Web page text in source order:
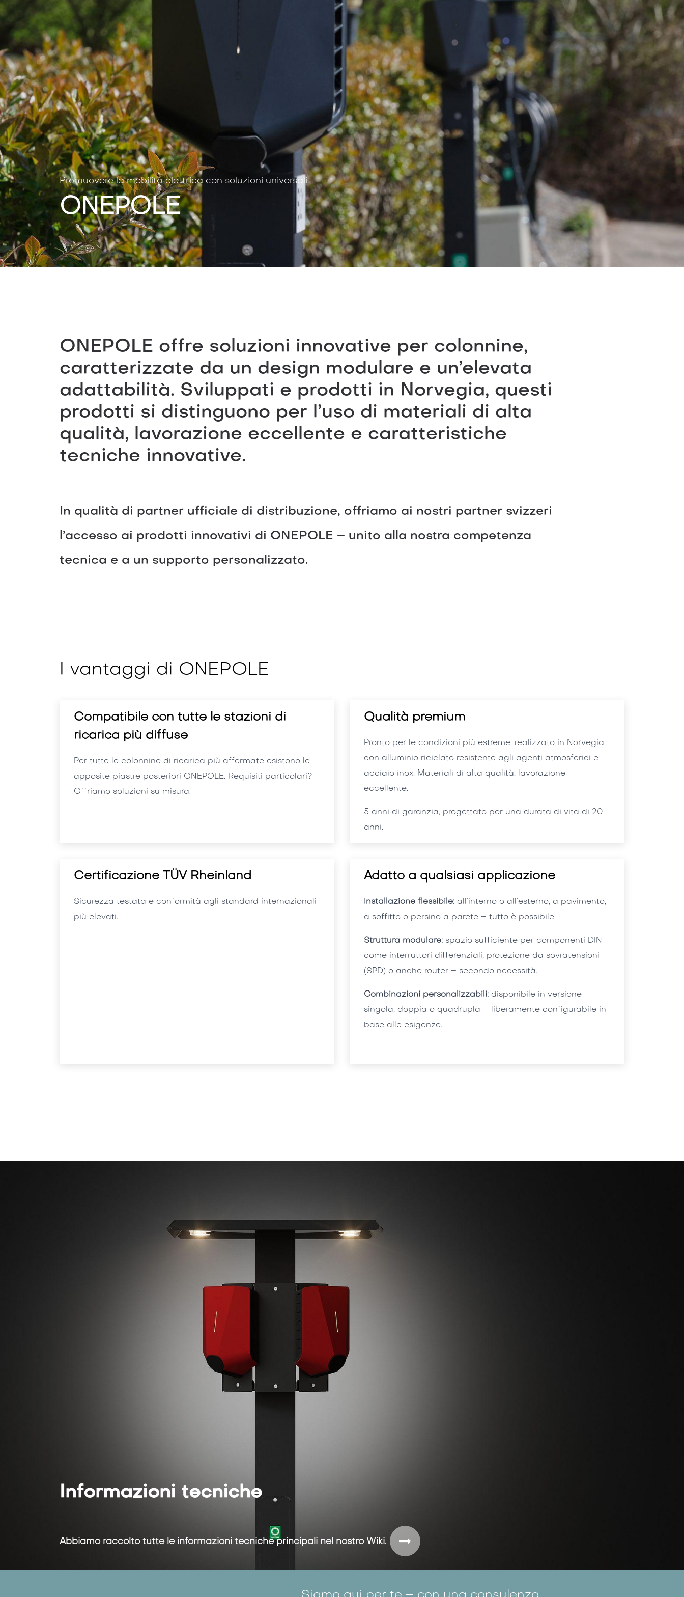
Promuovere la mobilità elettrica con soluzioni universali.
ONEPOLE
ONEPOLE offre soluzioni innovative per colonnine,
caratterizzate da un design modulare e un’elevata
adattabilità. Sviluppati e prodotti in Norvegia, questi
prodotti si distinguono per l’uso di materiali di alta
qualità, lavorazione eccellente e caratteristiche
tecniche innovative.
In qualità di partner ufficiale di distribuzione, offriamo ai nostri partner svizzeri
l’accesso ai prodotti innovativi di ONEPOLE – unito alla nostra competenza
tecnica e a un supporto personalizzato.
I vantaggi di ONEPOLE
Compatibile con tutte le stazioni di
ricarica più diffuse
Per tutte le colonnine di ricarica più affermate esistono le
apposite piastre posteriori ONEPOLE. Requisiti particolari?
Offriamo soluzioni su misura.
Qualità premium
Pronto per le condizioni più estreme: realizzato in Norvegia
con alluminio riciclato resistente agli agenti atmosferici e
acciaio inox. Materiali di alta qualità, lavorazione
eccellente.
5 anni di garanzia, progettato per una durata di vita di 20
anni.
Certificazione TÜV Rheinland
Sicurezza testata e conformità agli standard internazionali
più elevati.
Adatto a qualsiasi applicazione
Installazione flessibile: all’interno o all’esterno, a pavimento,
a soffitto o persino a parete – tutto è possibile.
Struttura modulare: spazio sufficiente per componenti DIN
come interruttori differenziali, protezione da sovratensioni
(SPD) o anche router – secondo necessità.
Combinazioni personalizzabili: disponibile in versione
singola, doppia o quadrupla – liberamente configurabile in
base alle esigenze.
Informazioni tecniche
Abbiamo raccolto tutte le informazioni tecniche principali nel nostro Wiki.